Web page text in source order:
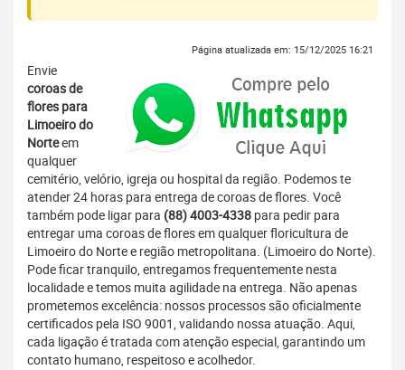
Página atualizada em: 15/12/2025 16:21
Envie
coroas de
flores para
Limoeiro do
Norteem
qualquer
cemitério, velório, igreja ou hospital da região. Podemos te
atender 24 horas para entrega de coroas de flores. Você
também pode ligar para (88) 4003-4338 para pedir para
entregar uma coroas de flores em qualquer floricultura de
Limoeiro do Norte e região metropolitana. (Limoeiro do Norte).
Pode ficar tranquilo, entregamos frequentemente nesta
localidade e temos muita agilidade na entrega. Não apenas
prometemos excelência: nossos processos são oficialmente
certificados pela ISO 9001, validando nossa atuação. Aqui,
cada ligação é tratada com atenção especial, garantindo um
contato humano, respeitoso e acolhedor.